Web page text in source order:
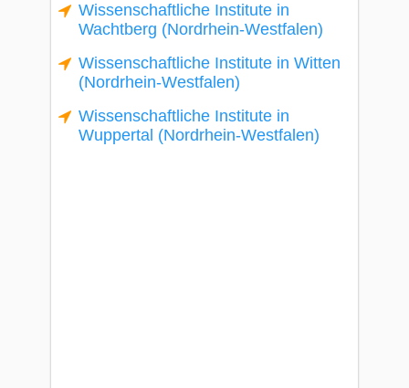
Wissenschaftliche Institute in
Wachtberg (Nordrhein-Westfalen)
Wissenschaftliche Institute in Witten
(Nordrhein-Westfalen)
Wissenschaftliche Institute in
Wuppertal (Nordrhein-Westfalen)